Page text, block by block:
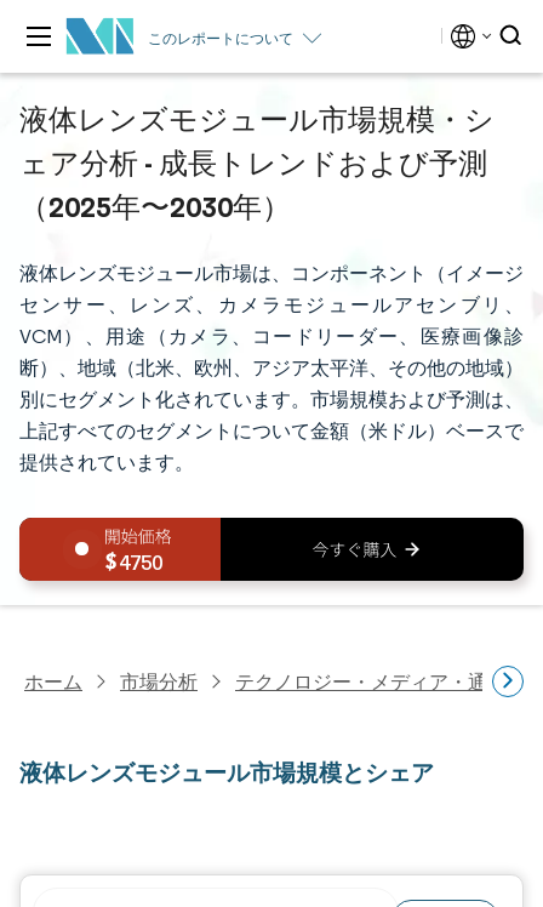
このレポートについて
液体レンズモジュール市場規模・シ
ェア分析 - 成長トレンドおよび予測
（2025年〜2030年）
液体レンズモジュール市場は、コンポーネント（イメージ
センサー、レンズ、カメラモジュールアセンブリ、
VCM）、用途（カメラ、コードリーダー、医療画像診
断）、地域（北米、欧州、アジア太平洋、その他の地域）
別にセグメント化されています。市場規模および予測は、
上記すべてのセグメントについて金額（米ドル）ベースで
提供されています。
4750
ホーム 市場分析 テクノロジー・メディア・通信研
液体レンズモジュール市場規模とシェア